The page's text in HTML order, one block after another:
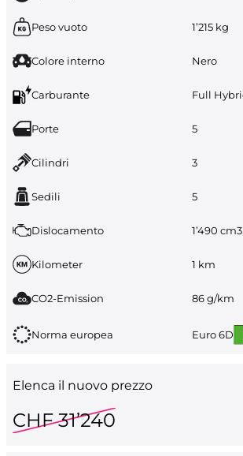
Peso vuoto 1’215 kg
Colore interno Nero
Carburante Full
Porte 5
Cilindri 3
Sedili 5
Dislocamento 1’490 cm3
Kilometer 1 km
CO2-Emission 86 g/km
Norma europea Euro 6D
Elenca il nuovo prezzo
CHF 31’240